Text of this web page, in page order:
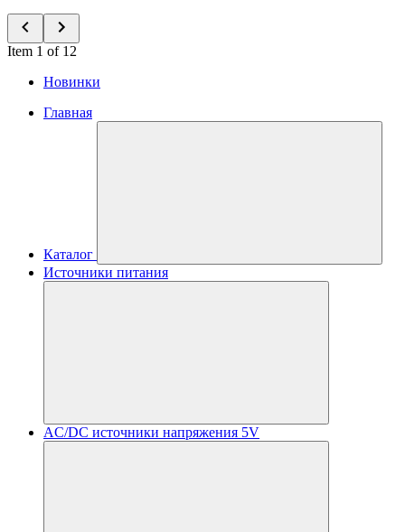
Item 1 of 12
Новинки
Главная
Каталог
Источники питания
AC/DC источники напряжения 5V